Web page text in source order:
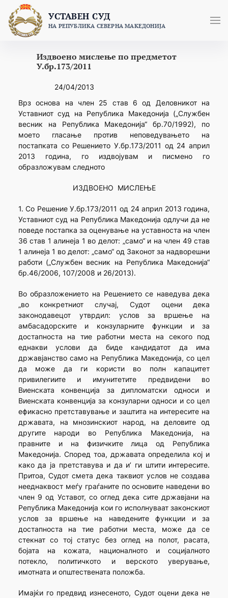
content
УСТАВЕН СУД
НА РЕПУБЛИКА СЕВЕРНА МАКЕДОНИЈА
Издвоено мислење по предметот
У.бр.173/2011
24/04/2013
Врз основа на член 25 став 6 од Деловникот на
Уставниот суд на Република Македонија („Службен
весник на Република Македонија“ бр.70/1992), по
моето гласање против неповедувањето на
постапката со Решението У.бр.173/2011 од 24 април
2013 година, го издвојувам и писмено го
образложувам следното
ИЗДВОЕНО МИСЛЕЊЕ
1. Со Решение У.бр.173/2011 од 24 април 2013 година,
Уставниот суд на Република Македонија одлучи да не
поведе постапка за оценување на уставноста на член
36 став 1 алинеја 1 во делот: „само“ и на член 49 став
1 алинеја 1 во делот: „само“ од Законот за надворешни
работи („Службен весник на Република Македонија“
бр.46/2006, 107/2008 и 26/2013).
Во образложението на Решението се наведува дека
„во конкретниот случај, Судот оцени дека
законодавецот утврдил: услов за вршење на
амбасадорските и конзуларните функции и за
достапноста на тие работни места на секого под
еднакви услови да биде кандидатот да има
државјанство само на Република Македонија, со цел
да може да ги користи во полн капацитет
привилегиите и имунитетите предвидени во
Виенската конвенција за дипломатски односи и
Виенската конвенција за конзуларни односи и со цел
ефикасно претставување и заштита на интересите на
државата, на мнозинскиот народ, на деловите од
другите народи во Република Македонија, на
правните и на физичките лица од Република
Македонија. Според тоа, државата определила кој и
како да ја претставува и да и’ ги штити интересите.
Притоа, Судот смета дека таквиот услов не создава
нееднаквост меѓу граѓаните по основите наведени во
член 9 од Уставот, со оглед дека сите државјани на
Република Македонија кои го исполнуваат законскиот
услов за вршење на наведените функции и за
достапноста на тие работни места, може да се
стекнат со тој статус без оглед на полот, расата,
бојата на кожата, националното и социјалното
потекло, политичкото и верското уверување,
имотната и општествената положба.
Имајќи го предвид изнесеното, Судот оцени дека не